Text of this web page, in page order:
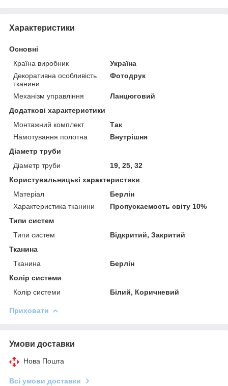
Характеристики
Основні
Країна виробник
Україна
Декоративна особливість
тканини
Фотодрук
Механізм управління
Ланцюговий
Додаткові характеристики
Монтажний комплект
Так
Намотування полотна
Внутрішня
Діаметр труби
Діаметр труби
19, 25, 32
Користувальницькі характеристики
Матеріал
Берлін
Характеристика тканини
Пропускаемость світу 10%
Типи систем
Типи систем
Відкритий, Закритий
Тканина
Тканина
Берлін
Колір системи
Колір системи
Білий, Коричневий
Приховати
Умови доставки
Нова Пошта
Всі умови доставки